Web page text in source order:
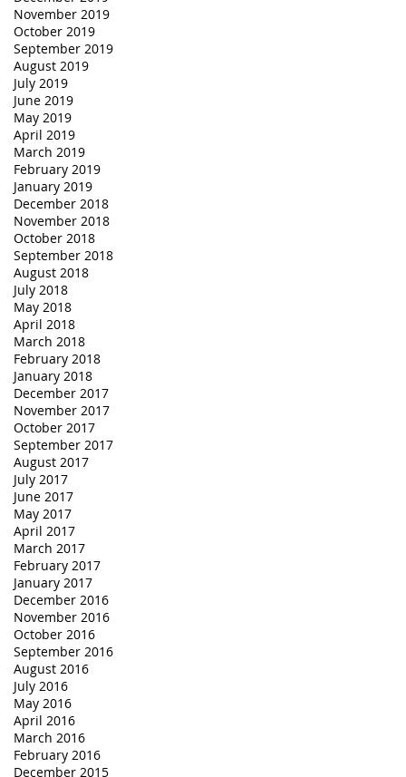
November 2019
October 2019
September 2019
August 2019
July 2019
June 2019
May 2019
April 2019
March 2019
February 2019
January 2019
December 2018
November 2018
October 2018
September 2018
August 2018
July 2018
May 2018
April 2018
March 2018
February 2018
January 2018
December 2017
November 2017
October 2017
September 2017
August 2017
July 2017
June 2017
May 2017
April 2017
March 2017
February 2017
January 2017
December 2016
November 2016
October 2016
September 2016
August 2016
July 2016
May 2016
April 2016
March 2016
February 2016
December 2015